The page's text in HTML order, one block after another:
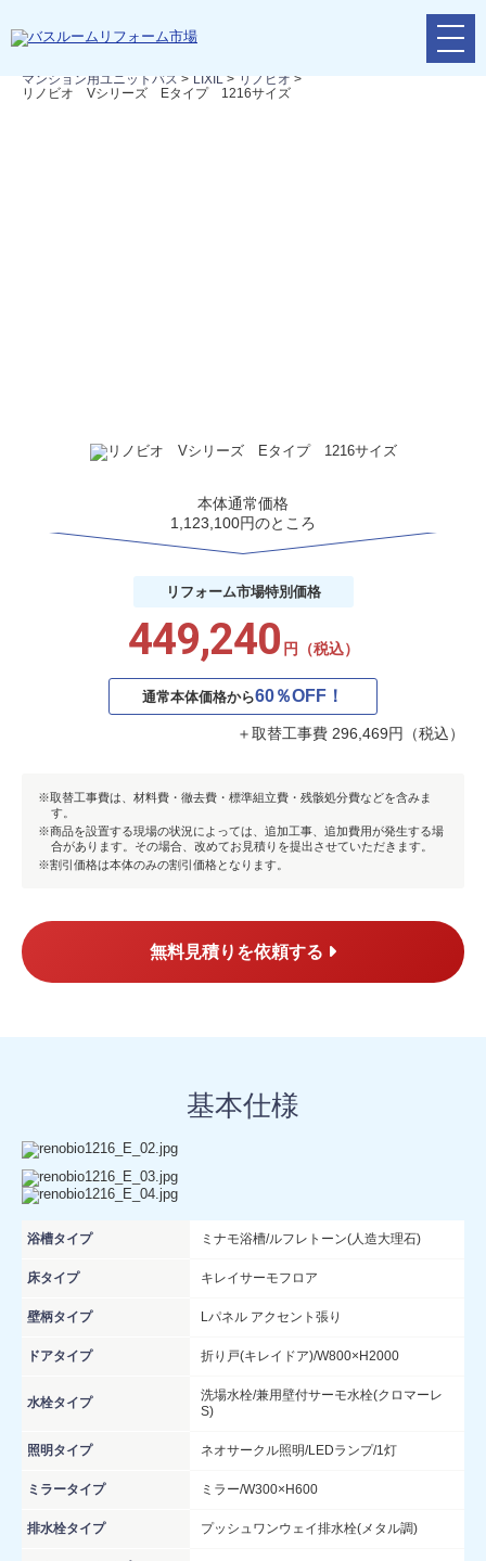
メ
ニ
マンション用ユニットバス > LIXIL > リノビオ >
リノビオ Vシリーズ Eタイプ 1216サイズ
本体通常価格
1,123,100円のところ
リフォーム市場特別価格
449,240 円（税込）
通常本体価格から60％OFF！
＋取替工事費 296,469円（税込）
取替工事費は、材料費・徹去費・標準組立費・残骸処分費などを含みま
す。
商品を設置する現場の状況によっては、追加工事、追加費用が発生する場
合があります。その場合、改めてお見積りを提出させていただきます。
割引価格は本体のみの割引価格となります。
無料見積りを依頼する
基本仕様
浴槽タイプ ミナモ浴槽/ルフレトーン(人造大理石)
床タイプ キレイサーモフロア
壁柄タイプ Lパネル アクセント張り
ドアタイプ 折り戸(キレイドア)/W800×H2000
水栓タイプ
洗場水栓/兼用壁付サーモ水栓(クロマーレ
S)
照明タイプ ネオサークル照明/LEDランプ/1灯
ミラータイプ ミラー/W300×H600
排水栓タイプ プッシュワンウェイ排水栓(メタル調)